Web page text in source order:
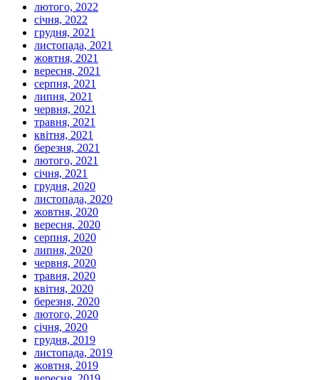
лютого, 2022
січня, 2022
грудня, 2021
листопада, 2021
жовтня, 2021
вересня, 2021
серпня, 2021
липня, 2021
червня, 2021
травня, 2021
квітня, 2021
березня, 2021
лютого, 2021
січня, 2021
грудня, 2020
листопада, 2020
жовтня, 2020
вересня, 2020
серпня, 2020
липня, 2020
червня, 2020
травня, 2020
квітня, 2020
березня, 2020
лютого, 2020
січня, 2020
грудня, 2019
листопада, 2019
жовтня, 2019